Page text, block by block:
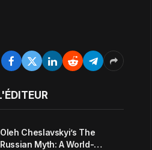
Oleh Cheslavskyi’s The
Russian Myth: A World-